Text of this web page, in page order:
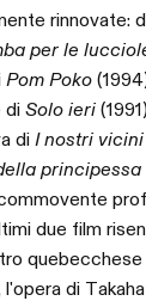
rinnovate:
per le
Pom Poko
di Solo ieri
di I nostri vicini
principessa
due film
quebecchese
di